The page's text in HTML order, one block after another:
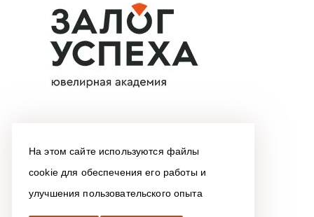
На этом сайте используются файлы
cookie для обеспечения его работы и
улучшения пользовательского опыта